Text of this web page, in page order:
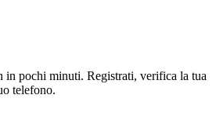
in pochi minuti. Registrati, verifica la tua
telefono.